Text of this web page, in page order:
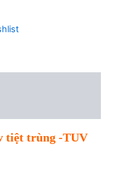
tiệt trùng -TUV